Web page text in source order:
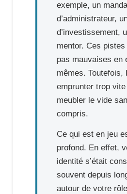
exemple, un
d’administrateur,
d’investissement,
mentor. Ces
pas mauvaises en
mêmes. Toutefois,
emprunter trop
meubler le vide
compris.
Ce qui est en jeu
profond. En effet,
identité s’était
souvent depuis
autour de votre